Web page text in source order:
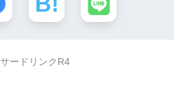
ードリンクR4